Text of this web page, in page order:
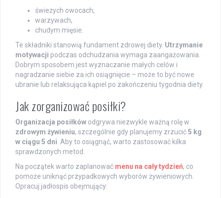
świeżych owocach,
warzywach,
chudym mięsie.
Te składniki stanowią fundament zdrowej diety. Utrzymanie
motywacji podczas odchudzania wymaga zaangażowania.
Dobrym sposobem jest wyznaczanie małych celów i
nagradzanie siebie za ich osiągnięcie – może to być nowe
ubranie lub relaksująca kąpiel po zakończeniu tygodnia diety.
Jak zorganizować posiłki?
Organizacja posiłków odgrywa niezwykle ważną rolę w
zdrowym żywieniu, szczególnie gdy planujemy zrzucić5 kg
w ciągu 5 dni . Aby to osiągnąć, warto zastosować kilka
sprawdzonych metod.
Na początek warto zaplanować menu na cały tydzień, co
pomoże uniknąć przypadkowych wyborów żywieniowych.
Opracuj jadłospis obejmujący: